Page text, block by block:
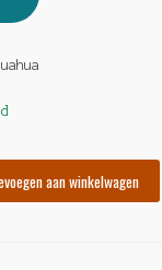
aan winkelwagen